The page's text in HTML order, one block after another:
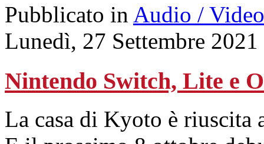
Pubblicato in Audio / Video
Lunedì, 27 Settembre
Nintendo Switch, Lite e
La casa di Kyoto è riuscita